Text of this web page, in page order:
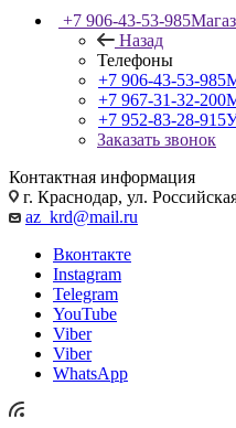
+7 906-43-53-985
Назад
Телефоны
+7 906-43-53-985
+7 967-31-32-200
+7 952-83-28-915
Заказать звонок
Контактная информация
г. Краснодар, ул.
az_krd@mail.ru
Вконтакте
Instagram
Telegram
YouTube
Viber
Viber
WhatsApp